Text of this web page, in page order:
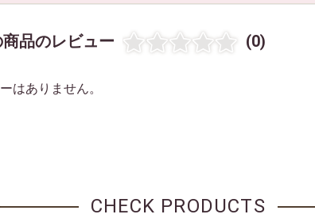
商品のレビュー (0)
はありません。
CHECK PRODUCTS